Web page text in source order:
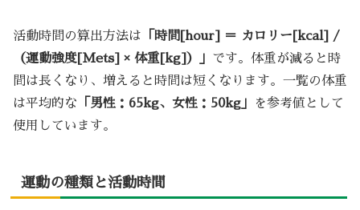
活動時間の算出方法は 「時間[hour] ＝ カロリー[kcal] /
（運動強度[Mets] × 体重[kg]）」 です。体重が減ると時
間は長くなり、増えると時間は短くなります。一覧の体重
は平均的な 「男性：65kg、女性：50kg」
を参考値として
使用しています。
運動の種類と活動時間